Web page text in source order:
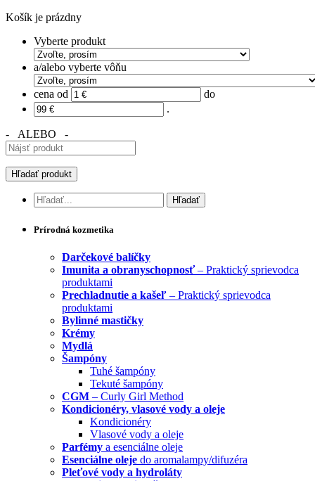
Košík je prázdny
Vyberte produkt
a/alebo vyberte vôňu
cena od
do
.
- ALEBO -
Prírodná kozmetika
Darčekové balíčky
Imunita a obranyschopnosť– Praktický sprievodca
produktami
Prechladnutie a kašeľ – Praktický sprievodca
produktami
Bylinné mastičky
Krémy
Mydlá
Šampóny
Tuhé šampóny
Tekuté šampóny
CGM – Curly Girl Method
Kondicionéry, vlasové vody a oleje
Kondicionéry
Vlasové vody a oleje
Parfémy a esenciálne oleje
Esenciálne oleje do aromalampy/difuzéra
Pleťové vody a hydroláty